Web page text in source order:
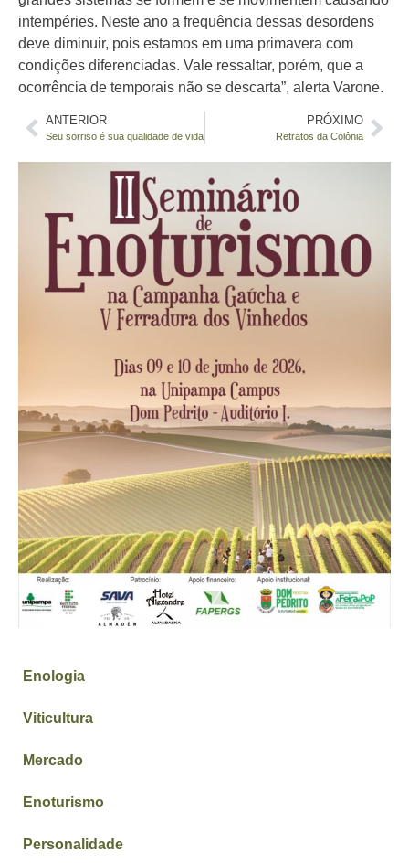
intempéries. Neste ano a frequência dessas desordens
deve diminuir, pois estamos em uma primavera com
condições diferenciadas. Vale ressaltar, porém, que a
ocorrência de temporais não se descarta”, alerta Varone.
ANTERIOR
Seu sorriso é sua qualidade de vida
PRÓXIMO
Retratos da Colônia
Enologia
Viticultura
Mercado
Enoturismo
Personalidade